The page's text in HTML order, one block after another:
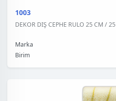
1003
DEKOR DIŞ CEPHE RULO 25 CM / 25
Marka
Birim